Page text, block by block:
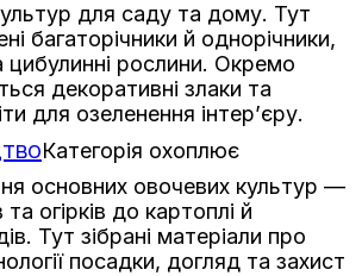
для саду та дому. Тут
багаторічники й однорічники,
цибулинні рослини. Окремо
декоративні злаки та
для озеленення інтер’єру.
Категорія охоплює
основних овочевих культур —
та огірків до картоплі й
Тут зібрані матеріали про
посадки, догляд та захист